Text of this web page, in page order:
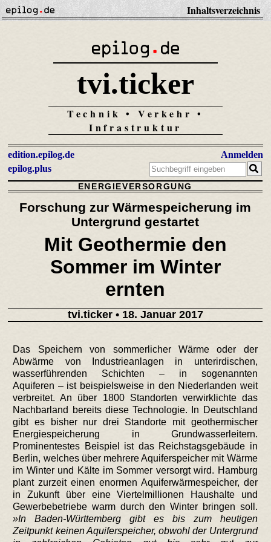
Inhaltsverzeichnis
tvi.ticker
Technik • Verkehr •
Infrastruktur
edition.epilog.de
epilog.plus
Anmelden
ENERGIEVERSORGUNG
Forschung zur Wärmespeicherung im
Untergrund gestartet
Mit Geothermie den
Sommer im Winter
ernten
tvi.ticker• 18. Januar 2017
Das Speichern von sommerlicher Wärme oder der
Abwärme von Industrieanlagen in unterirdischen,
wasserführenden Schichten – in sogenannten
Aquiferen – ist beispielsweise in den Niederlanden weit
verbreitet. An über 1800 Standorten verwirklichte das
Nachbarland bereits diese Technologie. In Deutschland
gibt es bisher nur drei Standorte mit geothermischer
Energiespeicherung in Grundwasserleitern.
Prominentestes Beispiel ist das Reichstagsgebäude in
Berlin, welches über mehrere Aquiferspeicher mit Wärme
im Winter und Kälte im Sommer versorgt wird. Hamburg
plant zurzeit einen enormen Aquiferwärmespeicher, der
in Zukunft über eine Viertelmillionen Haushalte und
Gewerbebetriebe warm durch den Winter bringen soll.
In Baden-Württemberg gibt es bis zum heutigen
Zeitpunkt keinen Aquiferspeicher, obwohl der Untergrund